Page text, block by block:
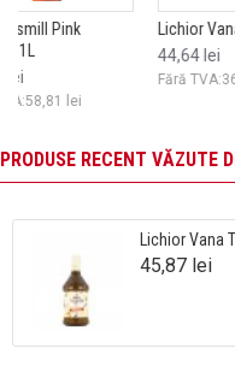
Lichior Vana Tallinn 0.5L
44,64 lei
Fără TVA:36,89 lei
Aperitiv Aperbitter 1L
Fără TVA:31,68 lei
PRODUSE RECENT VĂZUTE
45,87 lei